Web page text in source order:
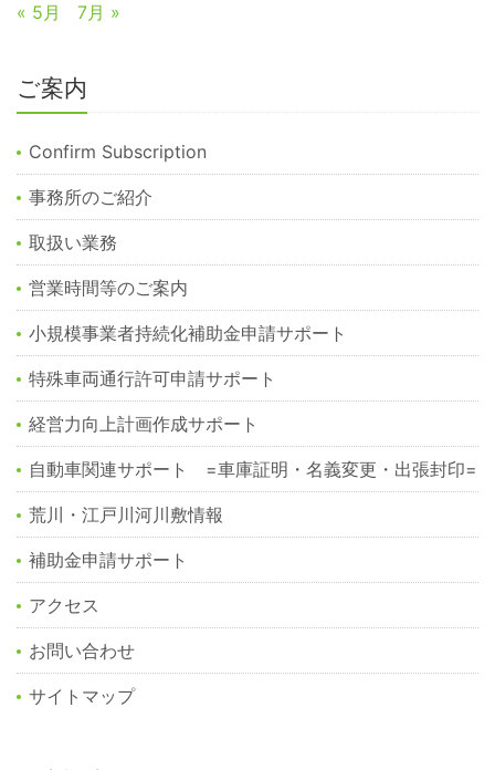
« 5月
7月 »
ご案内
Confirm Subscription
事務所のご紹介
取扱い業務
営業時間等のご案内
小規模事業者持続化補助金申請サポート
特殊車両通行許可申請サポート
経営力向上計画作成サポート
自動車関連サポート =車庫証明・名義変更・出張封印=
荒川・江戸川河川敷情報
補助金申請サポート
アクセス
お問い合わせ
サイトマップ